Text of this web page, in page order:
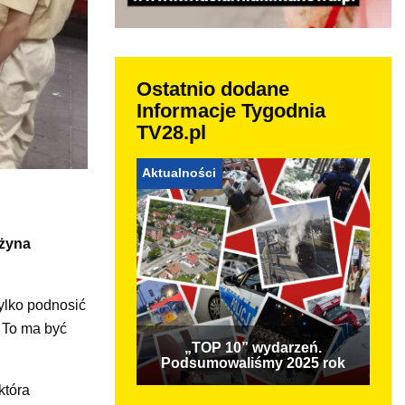
podnosić
ma być
Ostatnio dodane
Informacje Tygodnia
TV28.pl
Aktualności
„TOP 10” wydarzeń.
Podsumowaliśmy 2025 rok